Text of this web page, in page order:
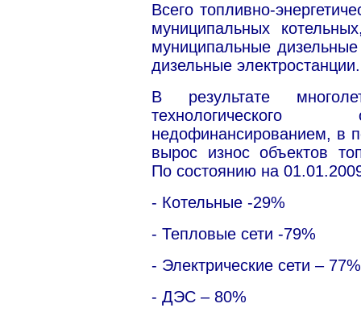
Всего топливно-
муниципальных
муниципальные
дизельные электростанции.
В результате
технологического
недофинансированием, в
вырос износ объектов
По состоянию на
- Котельные -29%
- Тепловые сети -79%
- Электрические сети – 77%
- ДЭС – 80%